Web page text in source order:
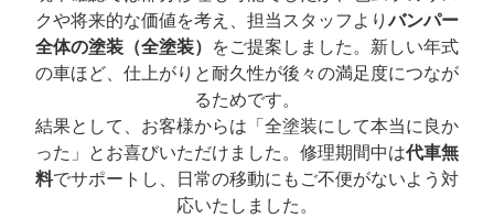
クや将来的な価値を考え、担当スタッフよりバンパー
全体の塗装（全塗装） をご提案しました。新しい年式
の車ほど、仕上がりと耐久性が後々の満足度につなが
るためです。
結果として、お客様からは「全塗装にして本当に良か
った」とお喜びいただけました。修理期間中は代車無
料でサポートし、日常の移動にもご不便がないよう対
応いたしました。